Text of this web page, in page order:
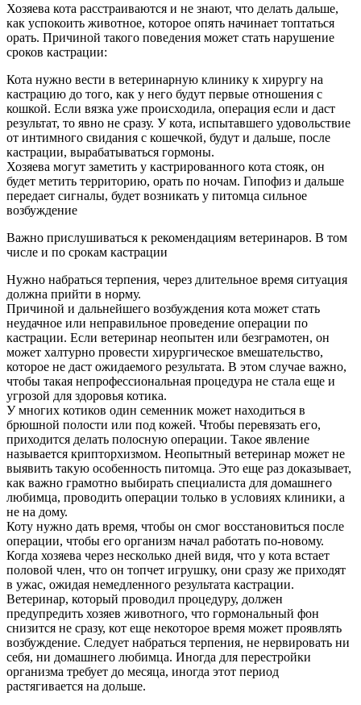
Хозяева кота расстраиваются и не знают, что делать дальше,
как успокоить животное, которое опять начинает топтаться
орать. Причиной такого поведения может стать нарушение
сроков кастрации:
Кота нужно вести в ветеринарную клинику к хирургу на
кастрацию до того, как у него будут первые отношения с
кошкой. Если вязка уже происходила, операция если и даст
результат, то явно не сразу. У кота, испытавшего удовольствие
от интимного свидания с кошечкой, будут и дальше, после
кастрации, вырабатываться гормоны.
Хозяева могут заметить у кастрированного кота стояк, он
будет метить территорию, орать по ночам. Гипофиз и дальше
передает сигналы, будет возникать у питомца сильное
возбуждение
Важно прислушиваться к рекомендациям ветеринаров. В том
числе и по срокам кастрации
Нужно набраться терпения, через длительное время ситуация
должна прийти в норму.
Причиной и дальнейшего возбуждения кота может стать
неудачное или неправильное проведение операции по
кастрации. Если ветеринар неопытен или безграмотен, он
может халтурно провести хирургическое вмешательство,
которое не даст ожидаемого результата. В этом случае важно,
чтобы такая непрофессиональная процедура не стала еще и
угрозой для здоровья котика.
У многих котиков один семенник может находиться в
брюшной полости или под кожей. Чтобы перевязать его,
приходится делать полосную операции. Такое явление
называется крипторхизмом. Неопытный ветеринар может не
выявить такую особенность питомца. Это еще раз доказывает,
как важно грамотно выбирать специалиста для домашнего
любимца, проводить операции только в условиях клиники, а
не на дому.
Коту нужно дать время, чтобы он смог восстановиться после
операции, чтобы его организм начал работать по-новому.
Когда хозяева через несколько дней видя, что у кота встает
половой член, что он топчет игрушку, они сразу же приходят
в ужас, ожидая немедленного результата кастрации.
Ветеринар, который проводил процедуру, должен
предупредить хозяев животного, что гормональный фон
снизится не сразу, кот еще некоторое время может проявлять
возбуждение. Следует набраться терпения, не нервировать ни
себя, ни домашнего любимца. Иногда для перестройки
организма требует до месяца, иногда этот период
растягивается на дольше.